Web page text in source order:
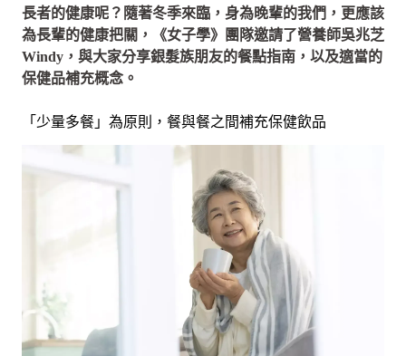
長者的健康呢？隨著冬季來臨，身為晚輩的我們，更應該
為長輩的健康把關，《女子學》團隊邀請了營養師吳兆芝
Windy，與大家分享銀髮族朋友的餐點指南，以及適當的
保健品補充概念。
「少量多餐」為原則，餐與餐之間補充保健飲品